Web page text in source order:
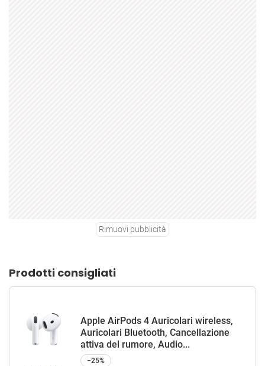
Rimuovi pubblicità
Prodotti consigliati
Apple AirPods 4 Auricolari wireless,
Auricolari Bluetooth, Cancellazione
attiva del rumore, Audio...
−25%